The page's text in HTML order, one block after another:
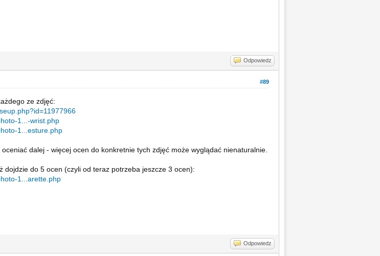
Odpowiedz
#89
ze zdjęć:
1...-wrist.php
1...esture.php
dalej - więcej ocen do konkretnie tych zdjęć może wyglądać nienaturalnie.
dojdzie do 5 ocen (czyli od teraz potrzeba jeszcze 3 ocen):
1...arette.php
Odpowiedz